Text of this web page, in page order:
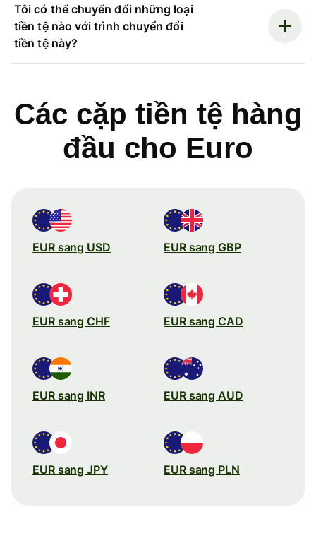
Tôi có thể chuyển đổi những loại
tiền tệ nào với trình chuyển đổi
tiền tệ này?
Các cặp tiền tệ hàng
đầu cho Euro
EUR sang USD EUR sang GBP
EUR sang CHF EUR sang CAD
EUR sang INR EUR sang AUD
EUR sang JPY EUR sang PLN